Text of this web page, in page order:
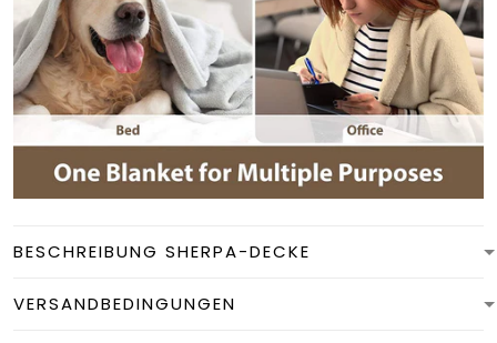
BESCHREIBUNG SHERPA-DECKE
VERSANDBEDINGUNGEN